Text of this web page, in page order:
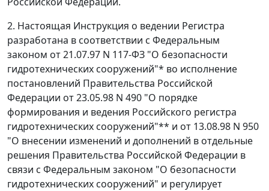
2. Настоящая Инструкция о ведении Регистра
разработана в соответствии с Федеральным
законом от 21.07.97 N 117-ФЗ "О безопасности
гидротехнических сооружений"* во исполнение
постановлений Правительства Российской
Федерации от 23.05.98 N 490 "О порядке
формирования и ведения Российского регистра
гидротехнических сооружений"** и от 13.08.98 N 950
"О внесении изменений и дополнений в отдельные
решения Правительства Российской Федерации в
связи с Федеральным законом "О безопасности
гидротехнических сооружений" и регулирует